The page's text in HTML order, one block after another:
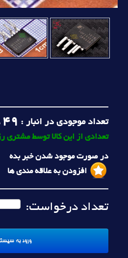
تعداد موجودی در انبار : 49
تعدادی از این کالا توسط
در صورت موجود شدن خبر بده
افزودن به علاقه مندی ها
تعداد درخواست: